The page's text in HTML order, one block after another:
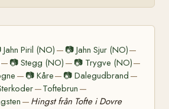
Jahn Piril (NO) — 📷Jahn Sjur (NO)—
— 📷Stegg (NO) — 📷 Trygve (NO)—
— 📷 Kåre— 📷 Dalegudbrand —
—Toftebrun —
— Hingst från Tofte i Dovre